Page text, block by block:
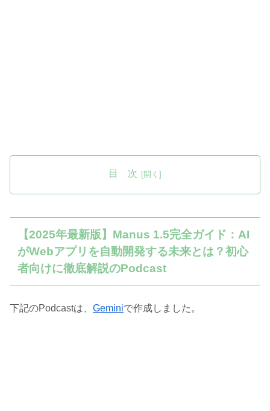
目 次
【2025年最新版】Manus 1.5完全ガイド：AI
がWebアプリを自動開発する未来とは？初心
者向けに徹底解説のPodcast
下記のPodcastは、 Geminiで作成しました。